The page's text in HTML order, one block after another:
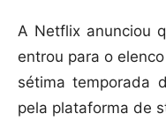
A Netflix anunciou
entrou para o
sétima temporada
pela plataforma de